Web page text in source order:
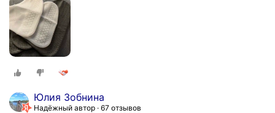
Юлия Зобнина
Надёжный автор 67 отзывов